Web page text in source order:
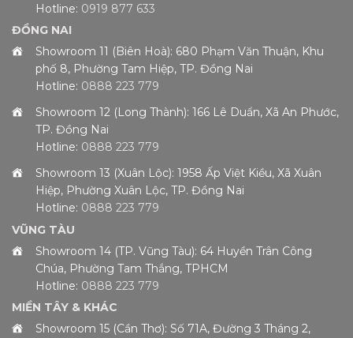
Hotline: 0919 877 633
ĐỒNG NAI
Showroom 11 (Biên Hoà): 680 Phạm Văn Thuận, Khu
phố 8, Phường Tam Hiệp, TP. Đồng Nai
Hotline: 0888 223 779
Showroom 12 (Long Thành): 166 Lê Duẩn, Xã An Phước,
TP. Đồng Nai
Hotline: 0888 223 779
Showroom 13 (Xuân Lộc): 1958 Ấp Việt Kiều, Xã Xuân
Hiệp, Phường Xuân Lộc, TP. Đồng Nai
Hotline: 0888 223 779
VŨNG TÀU
Showroom 14 (TP. Vũng Tàu): 64 Huyền Trân Công
Chúa, Phường Tam Thắng, TPHCM
Hotline: 0888 223 779
MIỀN TÂY & KHÁC
Showroom 15 (Cần Thơ): Số 71A, Đường 3 Tháng 2,